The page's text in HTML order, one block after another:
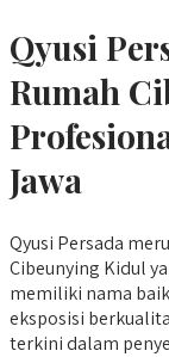
Qyusi
Rumah
Jawa
Qyusi Persada
Cibeunying Kidul
memiliki nama
eksposisi
terkini dalam